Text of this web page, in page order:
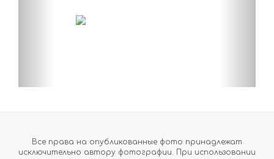
Все права на опубликованные фото принадлежат
исключительно автору фотографии. При использовании